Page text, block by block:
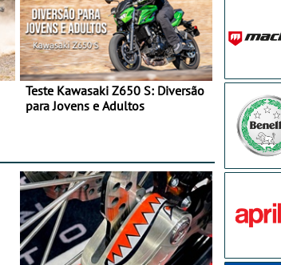
Teste Kawasaki Z650 S: Diversão
para Jovens e Adultos